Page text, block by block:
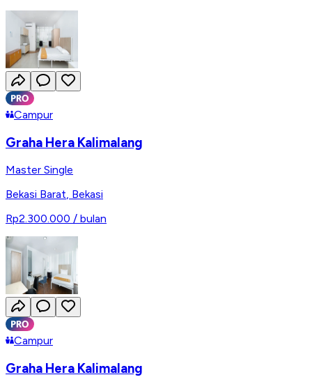
Campur
Graha Hera Kalimalang
Master Single
Bekasi Barat, Bekasi
Rp2.300.000 / bulan
Campur
Graha Hera Kalimalang